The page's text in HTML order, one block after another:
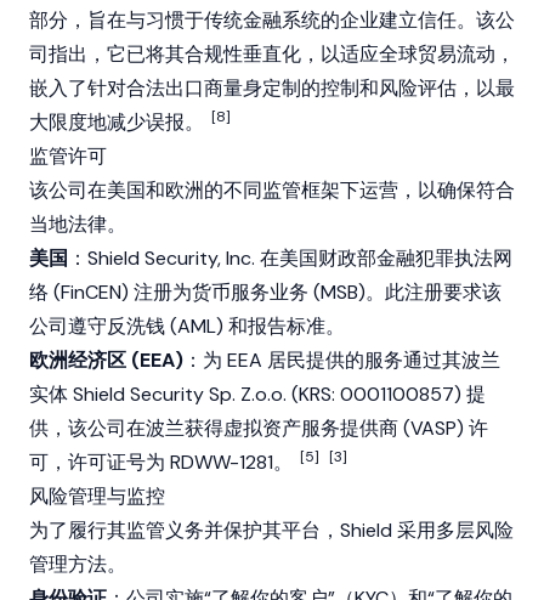
部分，旨在与习惯于传统金融系统的企业建立信任。该公
司指出，它已将其合规性垂直化，以适应全球贸易流动，
嵌入了针对合法出口商量身定制的控制和风险评估，以最
大限度地减少误报。
[8]
监管许可
该公司在美国和欧洲的不同监管框架下运营，以确保符合
当地法律。
美国 ：Shield Security, Inc. 在美国财政部金融犯罪执法网
络 (FinCEN) 注册为货币服务业务 (MSB)。此注册要求该
公司遵守反洗钱 (AML) 和报告标准。
欧洲经济区 (EEA) ：为 EEA 居民提供的服务通过其波兰
实体 Shield Security Sp. Z.o.o. (KRS: 0001100857) 提
供，该公司在波兰获得虚拟资产服务提供商 (VASP) 许
可，许可证号为 RDWW-1281。
[5] [3]
风险管理与监控
为了履行其监管义务并保护其平台，Shield 采用多层风险
管理方法。